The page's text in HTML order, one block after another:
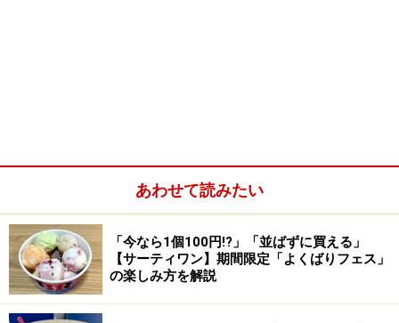
あわせて読みたい
「今なら1個100円!?」「並ばずに買える」
【サーティワン】期間限定「よくばりフェス」
の楽しみ方を解説